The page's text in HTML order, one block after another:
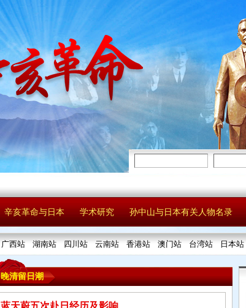
辛亥革命与日本 学术研究 孙中山与日本有关人物名录
广西站 湖南站 四川站 云南站 香港站 澳门站 台湾站 日本站
晚清留日潮
蓝天蔚五次赴日经历及影响